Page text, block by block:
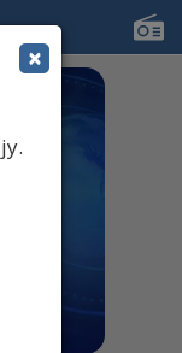
×